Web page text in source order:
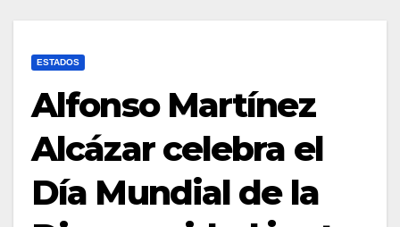
ESTADOS
Alfonso Martínez
Alcázar celebra el
Día Mundial de la